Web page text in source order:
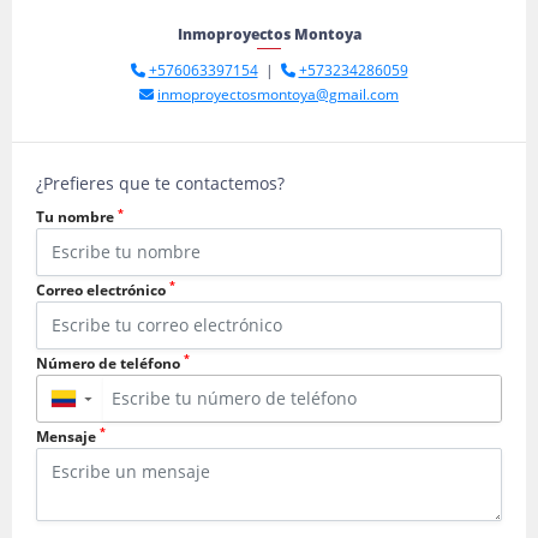
Inmoproyectos Montoya
+576063397154|
+573234286059
inmoproyectosmontoya@gmail.com
¿Prefieres que te contactemos?
Tu nombre *
Correo electrónico *
Número de teléfono *
▼
Mensaje *